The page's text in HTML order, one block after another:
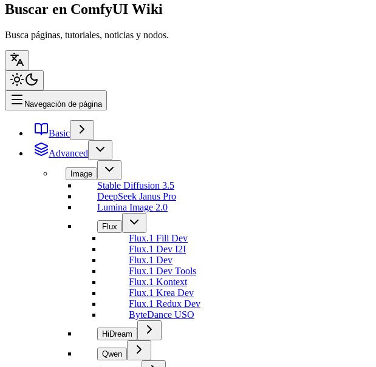
Buscar en ComfyUI Wiki
Busca páginas, tutoriales, noticias y nodos.
Navegación de página
Basic
Advanced
Image
Stable Diffusion 3.5
DeepSeek Janus Pro
Lumina Image 2.0
Flux
Flux.1 Fill Dev
Flux.1 Dev I2I
Flux.1 Dev
Flux.1 Dev Tools
Flux.1 Kontext
Flux.1 Krea Dev
Flux.1 Redux Dev
ByteDance USO
HiDream
Qwen